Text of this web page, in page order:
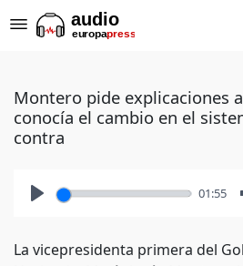
Montero pide explicaciones
conocía el cambio en el
contra
01:55
La vicepresidenta primera del